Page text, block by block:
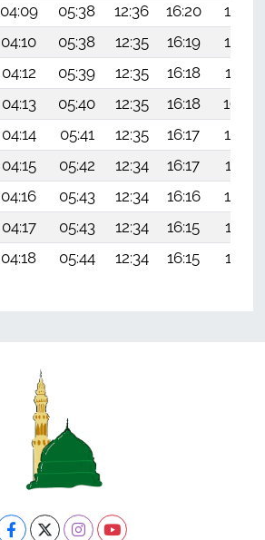
04:09 05:38 12:36 16:20
19:23
04:10 05:38 12:35 16:19
19:22
04:12 05:39 12:35 16:18
19:21
04:13 05:40 12:35 16:18
19:20
04:14 05:41 12:35 16:17
19:18
04:15 05:42 12:34 16:17
19:17
04:16 05:43 12:34 16:16
19:16
04:17 05:43 12:34 16:15
19:14
04:18 05:44 12:34 16:15 19:13